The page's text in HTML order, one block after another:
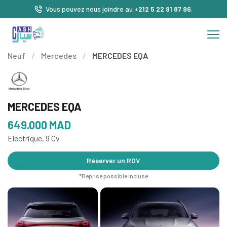
Vous pouvez nous joindre au +212 5 22 91 87 96
Neuf / Mercedes / MERCEDES EQA
MERCEDES EQA
649.000MAD
Electrique, 9 Cv
Réserver un RDV
*Reprise possible incluse